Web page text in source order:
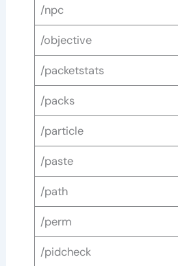
/npc
/objective
/packetstats
/packs
/particle
/paste
/path
/perm
/pidcheck